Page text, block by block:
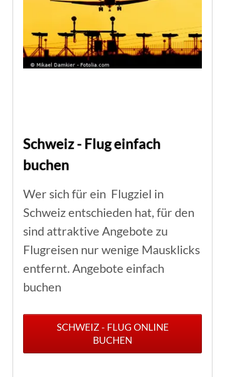
Schweiz - Flug einfach
buchen
Wer sich für ein Flugziel in
Schweiz entschieden hat, für den
sind attraktive Angebote zu
Flugreisen nur wenige Mausklicks
entfernt. Angebote einfach
buchen
SCHWEIZ - FLUG ONLINE
BUCHEN